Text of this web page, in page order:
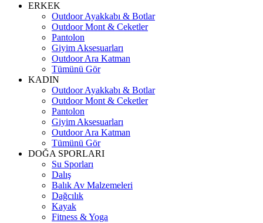
ERKEK
Outdoor Ayakkabı & Botlar
Outdoor Mont & Ceketler
Pantolon
Giyim Aksesuarları
Outdoor Ara Katman
Tümünü Gör
KADIN
Outdoor Ayakkabı & Botlar
Outdoor Mont & Ceketler
Pantolon
Giyim Aksesuarları
Outdoor Ara Katman
Tümünü Gör
DOĞA SPORLARI
Su Sporları
Dalış
Balık Av Malzemeleri
Dağcılık
Kayak
Fitness & Yoga